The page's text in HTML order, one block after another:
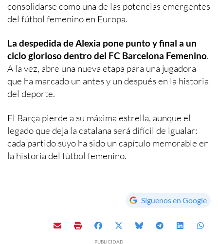
consolidarse como una de las potencias emergentes
del fútbol femenino en Europa.
La despedida de Alexia pone punto y final a un
ciclo glorioso dentro del FC Barcelona Femenino.
A la vez, abre una nueva etapa para una jugadora
que ha marcado un antes y un después en la historia
del deporte.
El Barça pierde a su máxima estrella, aunque el
legado que deja la catalana será difícil de igualar:
cada partido suyo ha sido un capítulo memorable en
la historia del fútbol femenino.
Síguenos en Google